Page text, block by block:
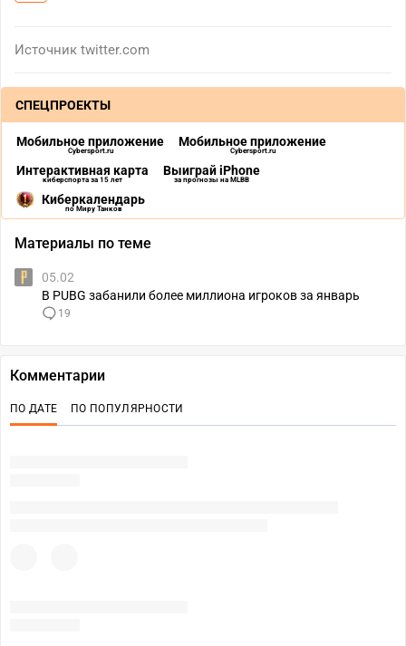
Источник twitter.com
СПЕЦПРОЕКТЫ
Мобильное приложение
Cybersport.ru
Мобильное приложение
Cybersport.ru
Интерактивная карта
киберспорта за 15 лет
Выиграй iPhone
за прогнозы на MLBB
Киберкалендарь
по Миру Танков
Материалы по теме
05.02
В PUBG забанили более миллиона игроков за январь
19
Комментарии
ПО ДАТЕ ПО ПОПУЛЯРНОСТИ